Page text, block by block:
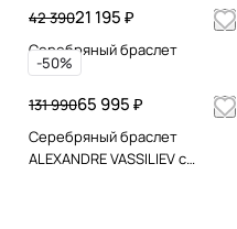
21 195 ₽
42 390
Серебряный браслет
-50%
65 995 ₽
131 990
Серебряный браслет
ALEXANDRE VASSILIEV с